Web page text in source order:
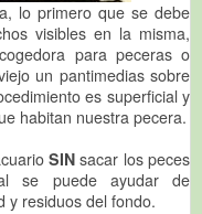
lo primero que se debe
visibles en la misma,
para peceras o
un pantimedias sobre
es superficial y
habitan nuestra pecera.
SINsacar los peces
se puede ayudar de
y residuos del fondo.